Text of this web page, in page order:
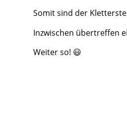
Somit sind der
Inzwischen übertreffen
Weiter so! 😃